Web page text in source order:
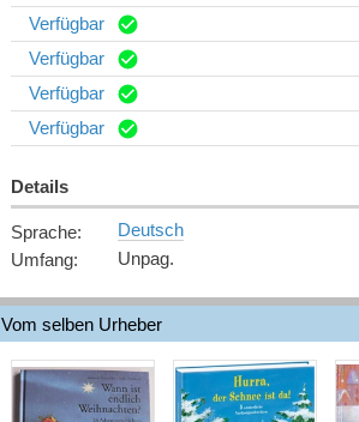
Verfügbar
Verfügbar
Verfügbar
Verfügbar
Details
Sprache:
Deutsch
Umfang: Unpag.
Vom selben Urheber